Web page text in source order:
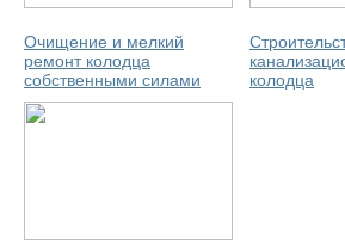
Очищение и мелкий
ремонт колодца
собственными силами
колодца